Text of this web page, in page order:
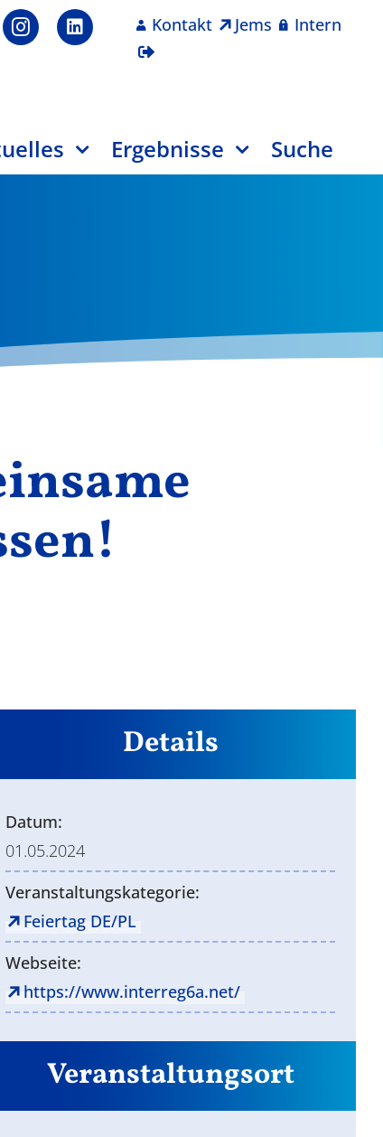
Kontakt Jems Intern
Ergebnisse Suche
Details
Datum:
01.05.2024
Veranstaltungskategorie:
Feiertag DE/PL
Webseite:
https://www.interreg6a.net/
Veranstaltungsort